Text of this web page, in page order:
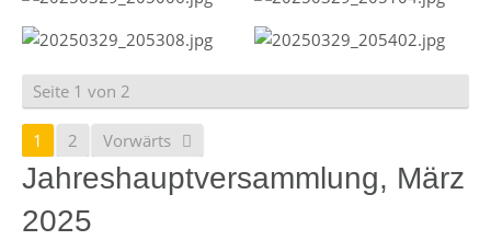
Seite 1 von 2
1 2 Vorwärts
Jahreshauptversammlung, März
2025